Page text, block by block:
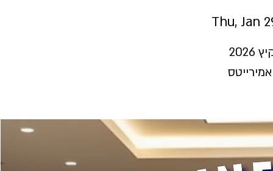
Thu, Jan
עדכוני תעופה לקיץ 2026 ✈️